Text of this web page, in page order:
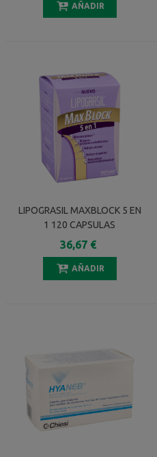
AÑADIR
LIPOGRASIL MAXBLOCK 5 EN
1 120 CAPSULAS
36,67 €
AÑADIR